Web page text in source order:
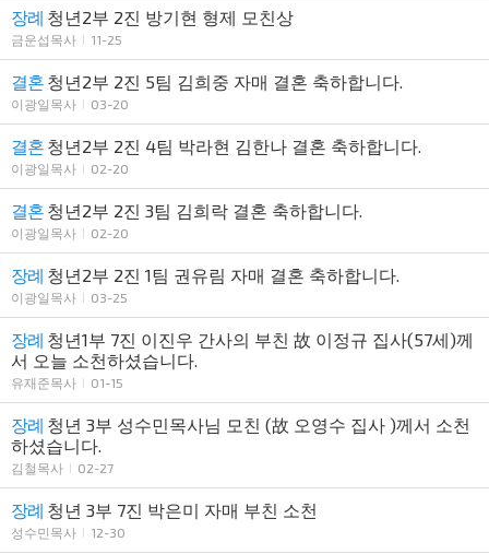
장례 청년2부 2진 방기현 형제 모친상
금운섭목사 11-25
결혼 청년2부 2진 5팀 김희중 자매 결혼 축하합니다.
이광일목사 03-20
결혼 청년2부 2진 4팀 박라현 김한나 결혼 축하합니다.
이광일목사 02-20
결혼 청년2부 2진 3팀 김희락 결혼 축하합니다.
이광일목사 02-20
장례 청년2부 2진 1팀 권유림 자매 결혼 축하합니다.
이광일목사 03-25
장례 청년1부 7진 이진우 간사의 부친 故 이정규 집사(57세)께
서 오늘 소천하셨습니다.
유재준목사 01-15
장례 청년 3부 성수민목사님 모친 (故 오영수 집사 )께서 소천
하셨습니다.
김철목사 02-27
장례 청년 3부 7진 박은미 자매 부친 소천
성수민목사 12-30